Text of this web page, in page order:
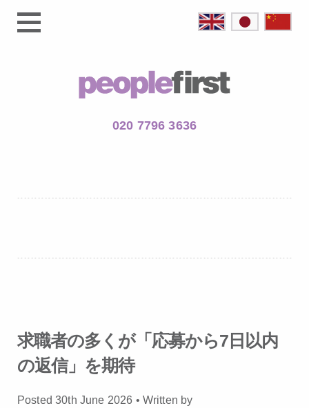
020 7796 3636
求職者の多くが「応募から7日以内
の返信」を期待
Posted 30th June 2026 • Written by